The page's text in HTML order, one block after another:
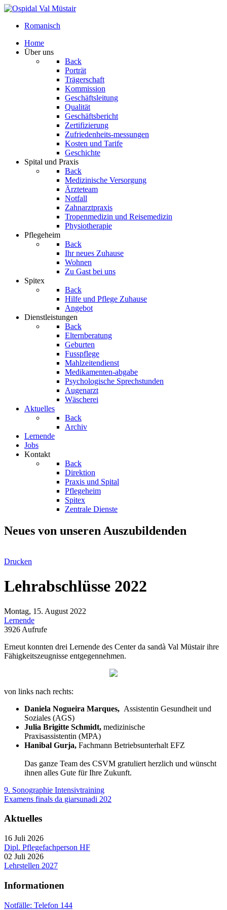
Romanisch
Home
Über uns
Back
Porträt
Trägerschaft
Kommission
Geschäftsleitung
Qualität
Geschäftsbericht
Zertifizierung
Zufriedenheits-messungen
Kosten und Tarife
Geschichte
Spital und Praxis
Back
Medizinische Versorgung
Ärzteteam
Notfall
Zahnarztpraxis
Tropenmedizin und Reisemedizin
Physiotherapie
Pflegeheim
Back
Ihr neues Zuhause
Wohnen
Zu Gast bei uns
Spitex
Back
Hilfe und Pflege Zuhause
Angebot
Dienstleistungen
Back
Elternberatung
Geburten
Fusspflege
Mahlzeitendienst
Medikamenten-abgabe
Psychologische Sprechstunden
Augenarzt
Wäscherei
Aktuelles
Back
Archiv
Lernende
Jobs
Kontakt
Back
Direktion
Praxis und Spital
Pflegeheim
Spitex
Zentrale Dienste
Neues von unseren Auszubildenden
Drucken
Lehrabschlüsse 2022
Montag, 15. August 2022
Lernende
3926 Aufrufe
Erneut konnten drei Lernende des Center da sandà Val Müstair ihre
Fähigkeitszeugnisse entgegennehmen.
von links nach rechts:
Daniela Nogueira Marques, Assistentin Gesundheit und
Soziales (AGS)
Julia Brigitte Schmidt, medizinische
Praxisassistentin (MPA)
Hanibal Gurja, Fachmann Betriebsunterhalt EFZ
Das ganze Team des CSVM gratuliert herzlich und wünscht
ihnen alles Gute für Ihre Zukunft.
9. Sonographie Intensivtraining
Examens finals da giarsunadi 202
Aktuelles
16 Juli 2026
Dipl. Pflegefachperson HF
02 Juli 2026
Lehrstellen 2027
Informationen
Notfälle: Telefon 144